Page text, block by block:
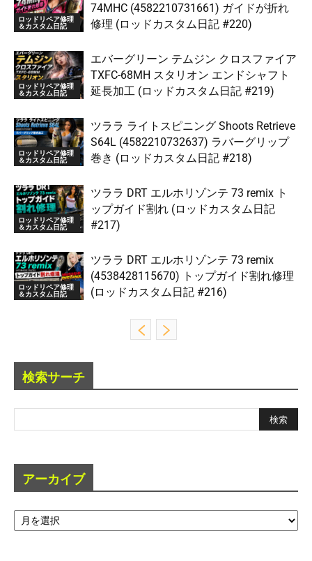
ロッドリペア修理
＆カスタム日記
74MHC (4582210731661) ガイドが折れ
修理 (ロッドカスタム日記 #220)
ロッドリペア修理
＆カスタム日記
エバーグリーン テムジン クロスファイア
TXFC-68MH スタリオン エンドシャフト
延長加工 (ロッドカスタム日記 #219)
ロッドリペア修理
＆カスタム日記
ツララ ライトスピニング Shoots Retrieve
S64L (4582210732637) ラバーグリップ
巻き (ロッドカスタム日記 #218)
ロッドリペア修理
＆カスタム日記
ツララ DRT エルホリゾンテ 73 remix ト
ップガイド割れ (ロッドカスタム日記
#217)
ロッドリペア修理
＆カスタム日記
ツララ DRT エルホリゾンテ 73 remix
(4538428115670) トップガイド割れ修理
(ロッドカスタム日記 #216)
検索サーチ
アーカイブ
ア
ー